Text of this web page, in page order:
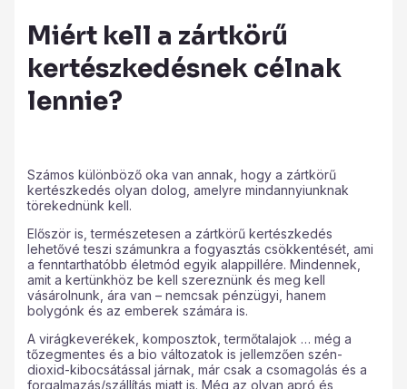
Miért kell a zártkörű
kertészkedésnek célnak
lennie?
Számos különböző oka van annak, hogy a zártkörű
kertészkedés olyan dolog, amelyre mindannyiunknak
törekednünk kell.
Először is, természetesen a zártkörű kertészkedés
lehetővé teszi számunkra a fogyasztás csökkentését, ami
a fenntarthatóbb életmód egyik alappillére. Mindennek,
amit a kertünkhöz be kell szereznünk és meg kell
vásárolnunk, ára van – nemcsak pénzügyi, hanem
bolygónk és az emberek számára is.
A virágkeverékek, komposztok, termőtalajok … még a
tőzegmentes és a bio változatok is jellemzően szén-
dioxid-kibocsátással járnak, már csak a csomagolás és a
forgalmazás/szállítás miatt is. Még az olyan apró és